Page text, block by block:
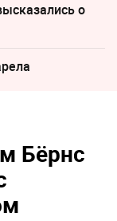
о
Бёрнс